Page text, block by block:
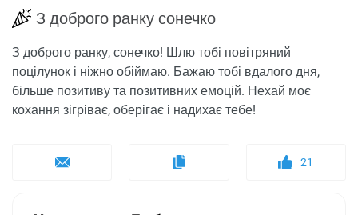
З доброго ранку сонечко
З доброго ранку, сонечко! Шлю тобі повітряний
поцілунок і ніжно обіймаю. Бажаю тобі вдалого дня,
більше позитиву та позитивних емоцій. Нехай моє
кохання зігріває, оберігає і надихає тебе!
21